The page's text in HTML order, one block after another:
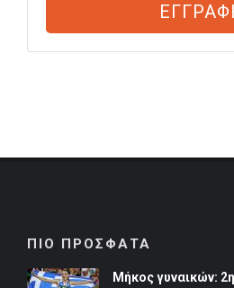
ΠΙΟ ΠΡΟΣΦΑΤΑ
Μήκος γυναικών: